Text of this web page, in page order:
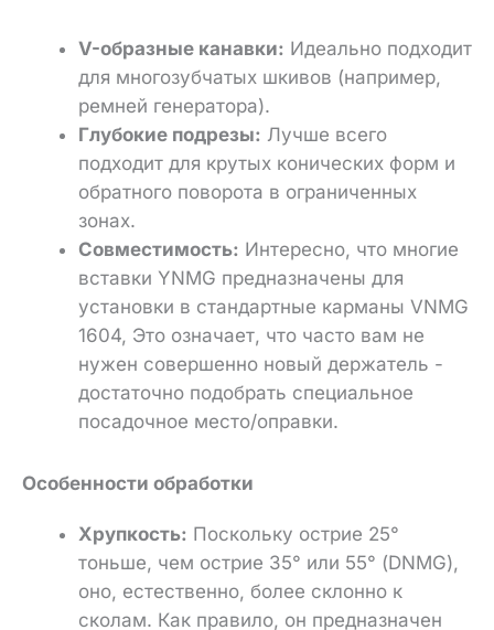
V-образные канавки: Идеально подходит
для многозубчатых шкивов (например,
ремней генератора).
Глубокие подрезы: Лучше всего
подходит для крутых конических форм и
обратного поворота в ограниченных
зонах.
Совместимость: Интересно, что многие
вставки YNMG предназначены для
установки в стандартные карманы VNMG
1604, Это означает, что часто вам не
нужен совершенно новый держатель -
достаточно подобрать специальное
посадочное место/оправки.
Особенности обработки
Хрупкость: Поскольку острие 25°
тоньше, чем острие 35° или 55° (DNMG),
оно, естественно, более склонно к
сколам. Как правило, он предназначен